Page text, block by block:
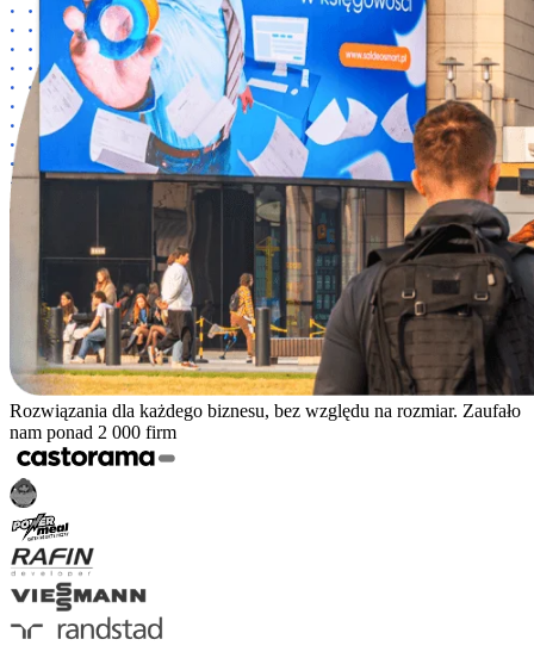
Rozwiązania dla każdego biznesu, bez względu na rozmiar. Zaufało
nam ponad 2 000 firm